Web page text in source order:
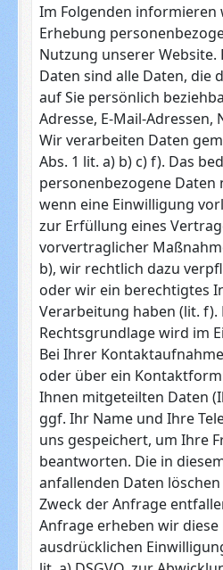
Im Folgenden informieren
Erhebung
Nutzung unserer Website.
Daten sind alle Daten, die
auf Sie persönlich
Adresse, E-Mail-Adressen,
Wir verarbeiten Daten
Abs. 1 lit. a) b) c) f). Das
personenbezogene Daten
wenn eine Einwilligung
zur Erfüllung eines
vorvertraglicher
b), wir rechtlich dazu
oder wir ein berechtigtes
Verarbeitung haben (lit. f).
Rechtsgrundlage wird im
Bei Ihrer
oder über ein
Ihnen mitgeteilten Daten
ggf. Ihr Name und Ihre
uns gespeichert, um Ihre
beantworten. Die in
anfallenden Daten
Zweck der Anfrage
Anfrage erheben wir
ausdrücklichen